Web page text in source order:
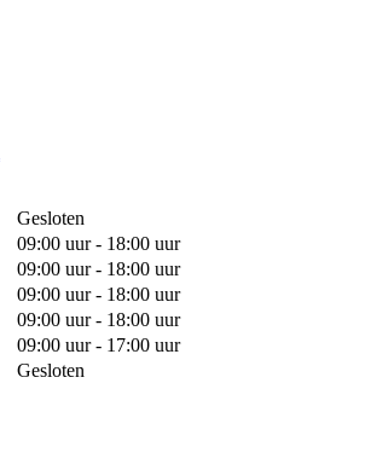
Gesloten
09:00 uur - 18:00 uur
09:00 uur - 18:00 uur
09:00 uur - 18:00 uur
09:00 uur - 18:00 uur
09:00 uur - 17:00 uur
Gesloten